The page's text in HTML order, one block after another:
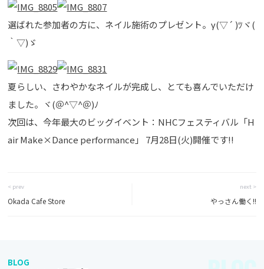
選ばれた参加者の方に、ネイル施術のプレゼント。γ(▽´ )ﾂヾ(
｀▽)ゞ
夏らしい、さわやかなネイルが完成し、とても喜んでいただけ
ました。ヾ(＠^▽^＠)ﾉ
次回は、今年最大のビッグイベント：NHCフェスティバル「H
air Make×Dance performance」 7月28日(火)開催です!!
< prev
Okada Cafe Store
next >
やっさん働く!!
BLOG